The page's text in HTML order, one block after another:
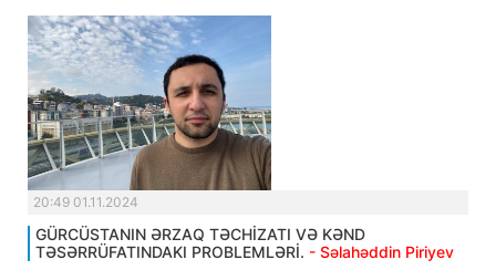
20:49 01.11.2024
GÜRCÜSTANIN ƏRZAQ TƏCHİZATI VƏ KƏND
TƏSƏRRÜFATINDAKI PROBLEMLƏRİ. - Səlahəddin Piriyev